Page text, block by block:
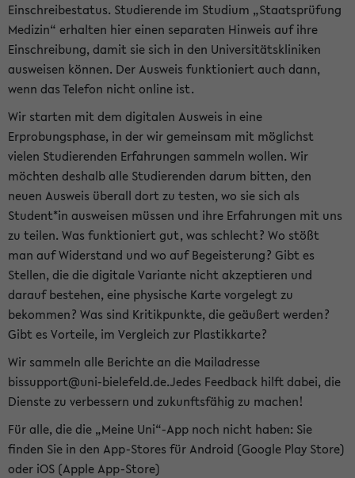
Einschreibestatus. Studierende im Studium „Staatsprüfung
Medizin“ erhalten hier einen separaten Hinweis auf ihre
Einschreibung, damit sie sich in den Universitätskliniken
ausweisen können. Der Ausweis funktioniert auch dann,
wenn das Telefon nicht online ist.
Wir starten mit dem digitalen Ausweis in eine
Erprobungsphase, in der wir gemeinsam mit möglichst
vielen Studierenden Erfahrungen sammeln wollen. Wir
möchten deshalb alle Studierenden darum bitten, den
neuen Ausweis überall dort zu testen, wo sie sich als
Student*in ausweisen müssen und ihre Erfahrungen mit uns
zu teilen. Was funktioniert gut, was schlecht? Wo stößt
man auf Widerstand und wo auf Begeisterung? Gibt es
Stellen, die die digitale Variante nicht akzeptieren und
darauf bestehen, eine physische Karte vorgelegt zu
bekommen? Was sind Kritikpunkte, die geäußert werden?
Gibt es Vorteile, im Vergleich zur Plastikkarte?
Wir sammeln alle Berichte an die Mailadresse
bissupport@uni-bielefeld.de.Jedes Feedback hilft dabei, die
Dienste zu verbessern und zukunftsfähig zu machen!
Für alle, die die „Meine Uni“-App noch nicht haben: Sie
finden Sie in den App-Stores für Android (Google Play Store)
oder iOS (Apple App-Store)